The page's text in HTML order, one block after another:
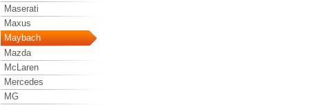
Maserati
Maxus
Maybach
Mazda
McLaren
Mercedes
MG